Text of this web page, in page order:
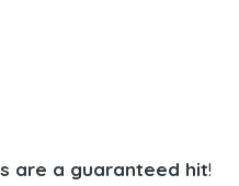
are a guaranteed hit!